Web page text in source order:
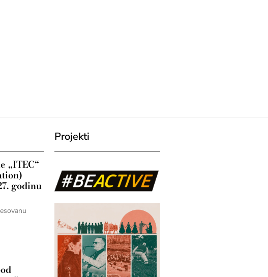
„ITEC“
godinu
Projekti